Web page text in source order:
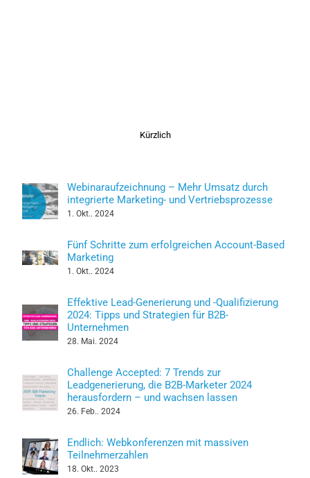
Kürzlich
Webinaraufzeichnung – Mehr Umsatz durch
integrierte Marketing- und Vertriebsprozesse
1. Okt.. 2024
Fünf Schritte zum erfolgreichen Account-Based
Marketing
1. Okt.. 2024
Effektive Lead-Generierung und -Qualifizierung
2024: Tipps und Strategien für B2B-
Unternehmen
28. Mai. 2024
Challenge Accepted: 7 Trends zur
Leadgenerierung, die B2B-Marketer 2024
herausfordern – und wachsen lassen
26. Feb.. 2024
Endlich: Webkonferenzen mit massiven
Teilnehmerzahlen
18. Okt.. 2023